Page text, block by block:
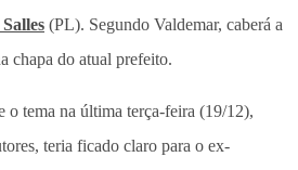
(PL). Segundo Valdemar, caberá a
chapa do atual prefeito.
o tema na última terça-feira (19/12),
teria ficado claro para o ex-